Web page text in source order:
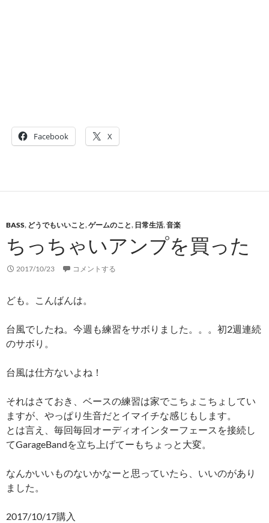
Facebook X
BASS, どうでもいいこと,ゲームのこと, 日常生活,音楽
ちっちゃいアンプを買った
2017/10/23 コメントする
ども。こんばんは。
台風でしたね。今週も練習をサボりました。。。初2週連続
のサボり。
台風は仕方ないよね！
それはさておき、ベースの練習は家でこちょこちょしてい
ますが、やっぱり生音だとイマイチな感じもします。
とは言え、毎回毎回オーディオインターフェースを接続し
てGarageBandを立ち上げてーもちょっと大変。
なんかいいものないかなーと思っていたら、いいのがあり
ました。
2017/10/17購入